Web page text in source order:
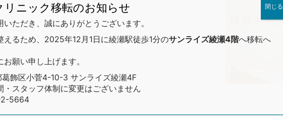
リニック移転のお知らせ
ただき、誠にありがとうございます。
えるため、2025年12月1日に綾瀬駅徒歩1分のサンライズ綾瀬4階へ移転へ
願い申し上げます。
飾区小菅4-10-3 サンライズ綾瀬4F
・スタッフ体制に変更はございません
5664
閉じる